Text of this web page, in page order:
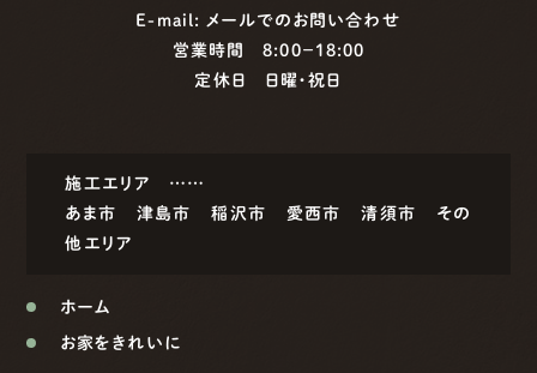
E-mail: メールでのお問い合わせ
営業時間 8:00−18:00
定休日 日曜・祝日
施工エリア ……
あま市
津島市 稲沢市 愛西市 清須市
その
他エリア
ホーム
お家をきれいに